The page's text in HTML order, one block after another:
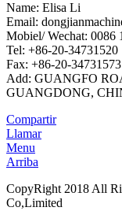
Name: Elisa Li
Email:
Mobiel/ Wechat: 0086
Tel: +86-20-34731520
Fax: +86-20-34731573
Add: GUANGFO
GUANGDONG,
Compartir
Llamar
Menu
Arriba
CopyRight 2018 All
Co,Limited